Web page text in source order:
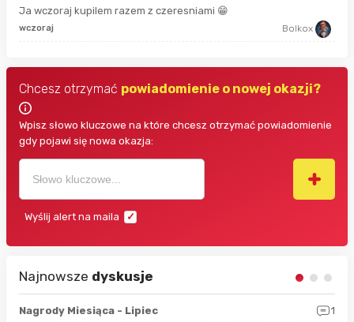
Ja wczoraj kupilem razem z czeresniami 😁
wczoraj Bolkox
Chcesz otrzymać powiadomienie o nowej okazji?
Wpisz słowo kluczowe na które chcesz otrzymać powiadomienie
gdy pojawi się nowa okazja:
Wyślij alert na maila
Najnowsze dyskusje
Nagrody Miesiąca - Lipiec
1